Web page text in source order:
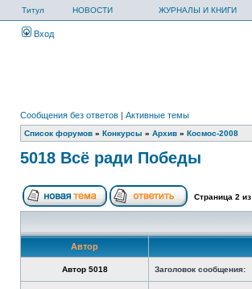
Титул НОВОСТИ ЖУРНАЛЫ И КНИГИ
Вход
Сообщения без ответов | Активные темы
Список форумов » Конкурсы » Архив » Космос-2008
5018 Всё ради Победы
Страница 2 из
Автор
Автор 5018 Заголовок сообщения: